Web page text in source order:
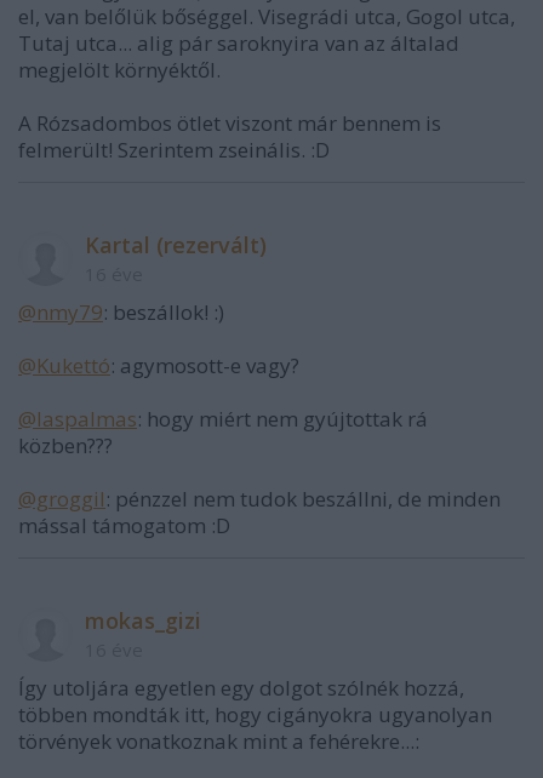
el, van belőlük bőséggel. Visegrádi utca, Gogol utca,
Tutaj utca... alig pár saroknyira van az általad
megjelölt környéktől.
A Rózsadombos ötlet viszont már bennem is
felmerült! Szerintem zseinális. :D
Kartal (rezervált)
@nmy79: beszállok! :)
@Kukettó: agymosott-e vagy?
@laspalmas: hogy miért nem gyújtottak rá
közben???
@groggil: pénzzel nem tudok beszállni, de minden
mással támogatom :D
mokas_gizi
Így utoljára egyetlen egy dolgot szólnék hozzá,
többen mondták itt, hogy cigányokra ugyanolyan
törvények vonatkoznak mint a fehérekre...: